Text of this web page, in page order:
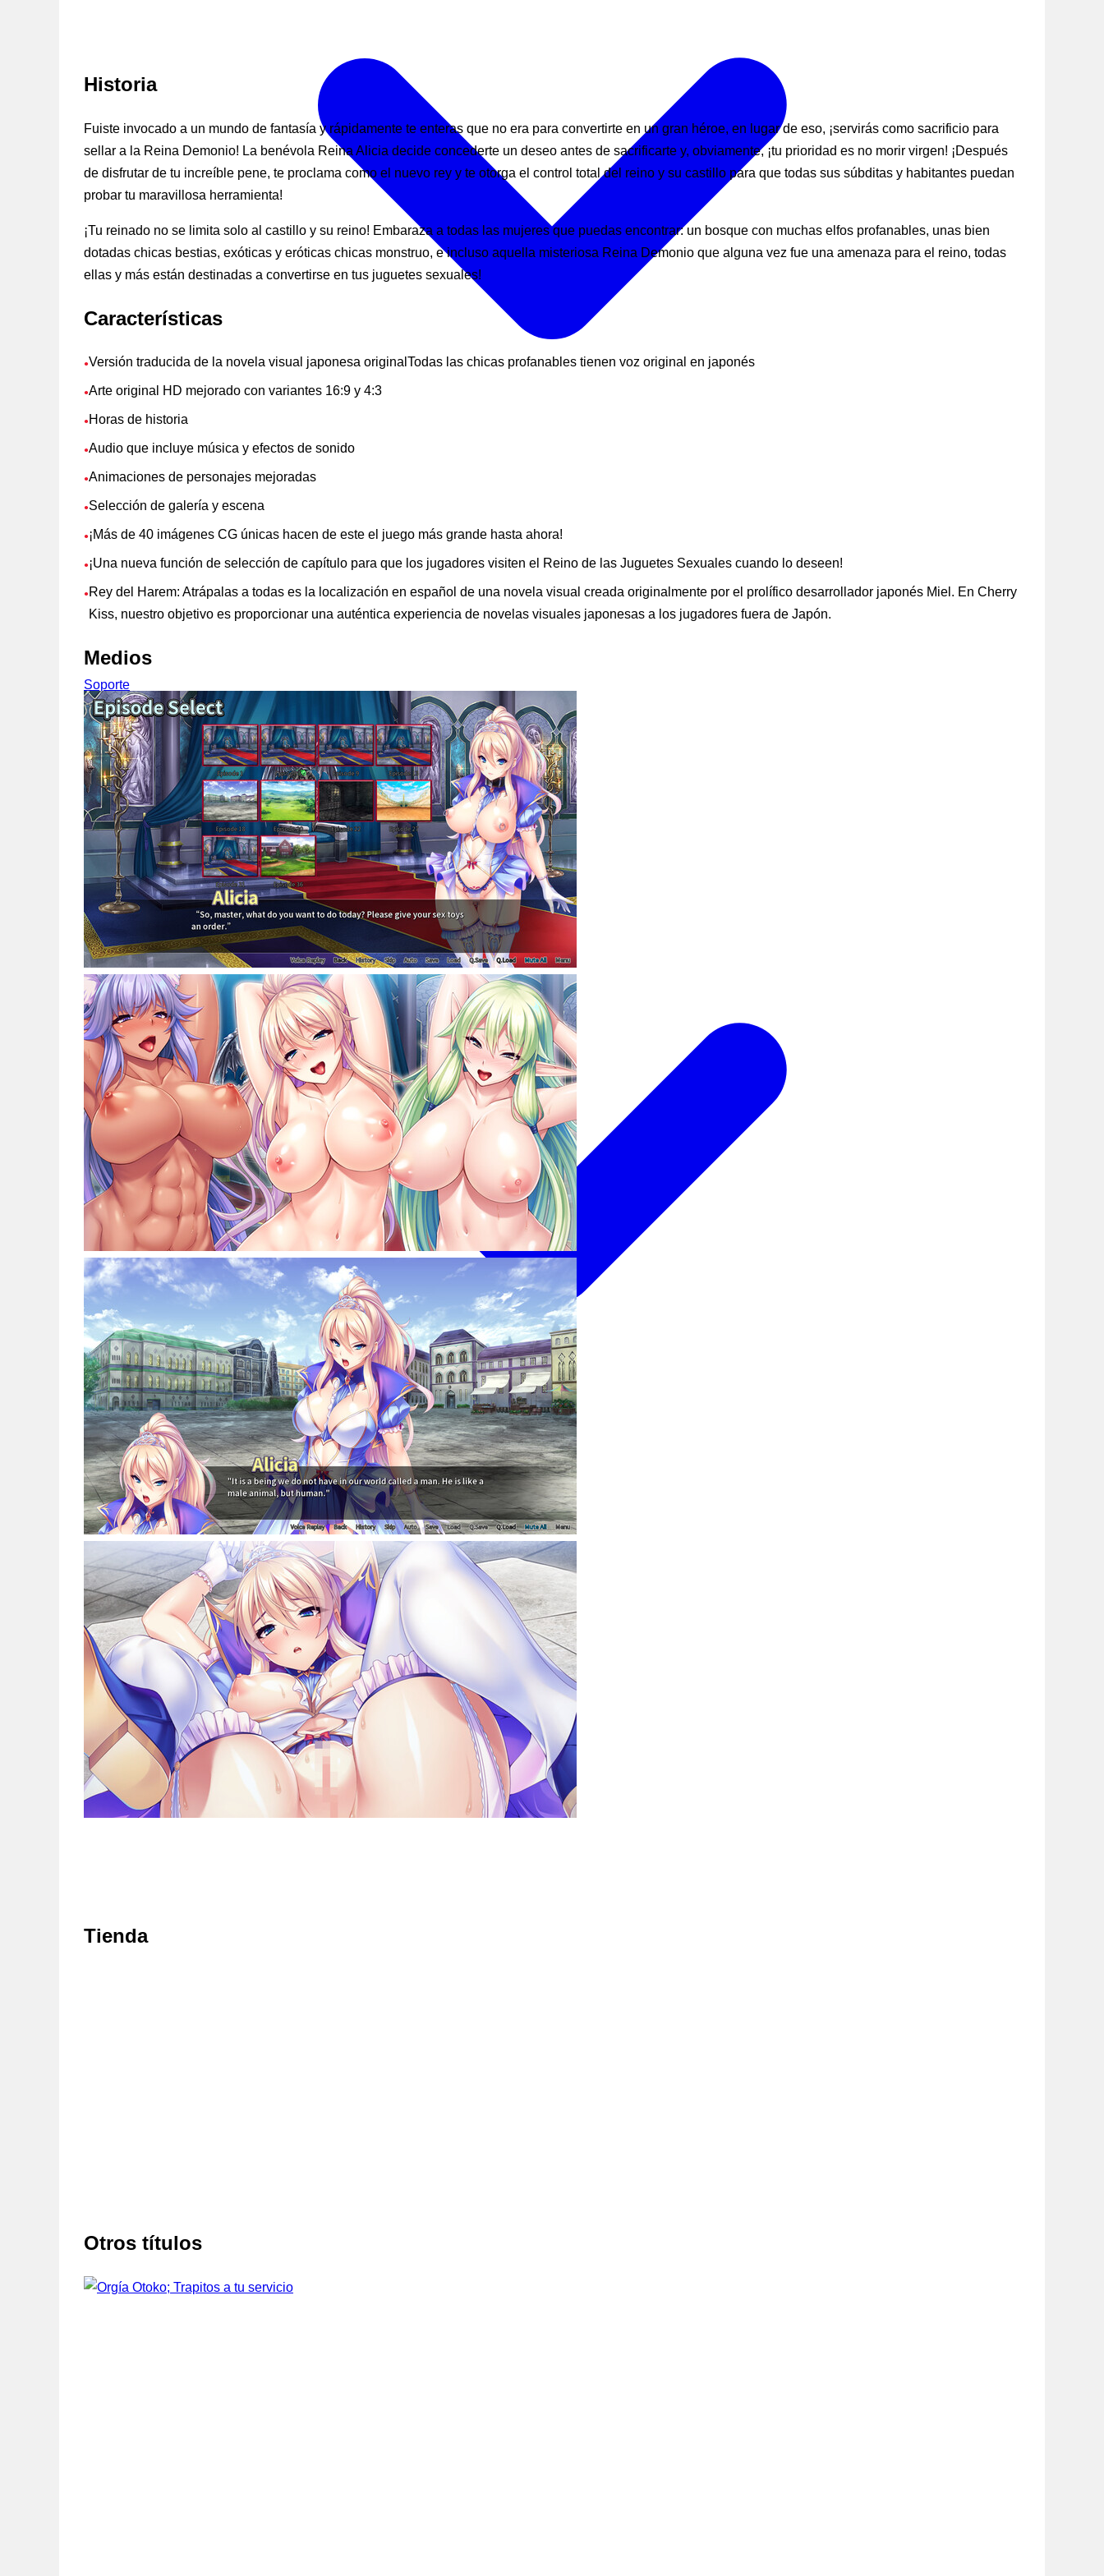
Soporte
Noticias
Español
Historia
Fuiste invocado a un mundo de fantasía y rápidamente te enteras que no era para convertirte en un gran héroe, en lugar de eso, ¡servirás como sacrificio para
sellar a la Reina Demonio! La benévola Reina Alicia decide concederte un deseo antes de sacrificarte y, obviamente, ¡tu prioridad es no morir virgen! ¡Después
de disfrutar de tu increíble pene, te proclama como el nuevo rey y te otorga el control total del reino y su castillo para que todas sus súbditas y habitantes puedan
probar tu maravillosa herramienta!
¡Tu reinado no se limita solo al castillo y su reino! Embaraza a todas las mujeres que puedas encontrar: un bosque con muchas elfos profanables, unas bien
dotadas chicas bestias, exóticas y eróticas chicas monstruo, e incluso aquella misteriosa Reina Demonio que alguna vez fue una amenaza para el reino, todas
ellas y más están destinadas a convertirse en tus juguetes sexuales!
Características
●Versión traducida de la novela visual japonesa originalTodas las chicas profanables tienen voz original en japonés
●Arte original HD mejorado con variantes 16:9 y 4:3
● Horas de historia
●Audio que incluye música y efectos de sonido
●Animaciones de personajes mejoradas
●Selección de galería y escena
● ¡Más de 40 imágenes CG únicas hacen de este el juego más grande hasta ahora!
● ¡Una nueva función de selección de capítulo para que los jugadores visiten el Reino de las Juguetes Sexuales cuando lo deseen!
● Rey del Harem: Atrápalas a todas es la localización en español de una novela visual creada originalmente por el prolífico desarrollador japonés Miel. En Cherry
Kiss, nuestro objetivo es proporcionar una auténtica experiencia de novelas visuales japonesas a los jugadores fuera de Japón.
Medios
Tienda
Otros títulos